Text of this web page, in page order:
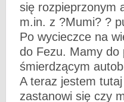
się rozpieprzonym
m.in. z ?Mumi? ?
Po wycieczce na
do Fezu. Mamy do
śmierdzącym
A teraz jestem
zastanowi się czy